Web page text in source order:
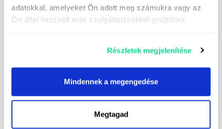
adatokkal, amelyeket Ön adott meg számukra vagy az
Ön által használt más szolgáltatásokból gyűjtöttek.
Részletek megjelenítése
Mindennek a megengedése
Megtagad
Alsó vonórúd
önerőtől, 9 pénzintézet kínálatából az Ön számára legkedvezőbb
érdeklődjön elérhetőségeinken!
*Lízing akciónk keretében most akár évi fix 3 %-os lízingre is
megvásárolhatja a fenti gépet, 3, 5 vagy akár 7 éves futamidőre,
évi kétszeri (október, január), szezonalitáshoz alkalmazkodó
törlesztéssel! A finanszírozott gép életkora a lízing lejáratakor